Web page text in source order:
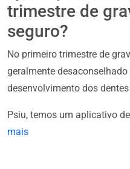
trimestre de
seguro?
No primeiro trimestre de
geralmente
desenvolvimento dos
Psiu, temos um aplicativo
mais